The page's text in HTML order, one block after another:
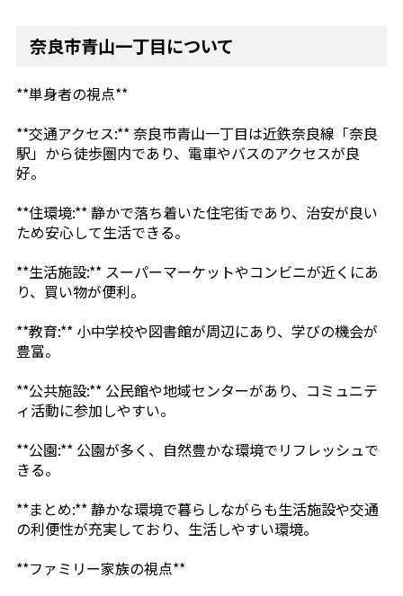
奈良市青山一丁目について
**単身者の視点**
**交通アクセス:** 奈良市青山一丁目は近鉄奈良線「奈良
駅」から徒歩圏内であり、電車やバスのアクセスが良
好。
**住環境:** 静かで落ち着いた住宅街であり、治安が良い
ため安心して生活できる。
**生活施設:** スーパーマーケットやコンビニが近くにあ
り、買い物が便利。
**教育:** 小中学校や図書館が周辺にあり、学びの機会が
豊富。
**公共施設:** 公民館や地域センターがあり、コミュニテ
ィ活動に参加しやすい。
**公園:** 公園が多く、自然豊かな環境でリフレッシュで
きる。
**まとめ:** 静かな環境で暮らしながらも生活施設や交通
の利便性が充実しており、生活しやすい環境。
**ファミリー家族の視点**